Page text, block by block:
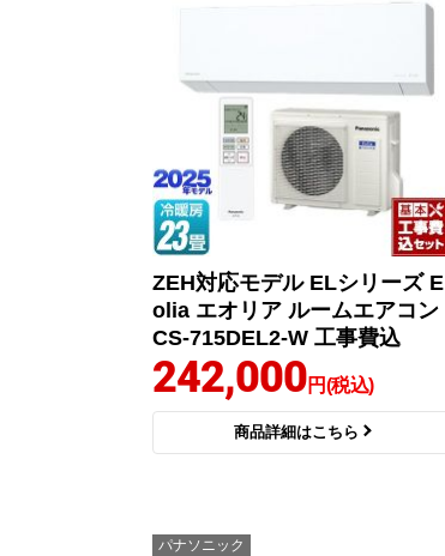
ZEH対応モデル ELシリーズ E
olia エオリア ルームエアコン
CS-715DEL2-W 工事費込
242,000円(税込)
商品詳細はこちら
パナソニック